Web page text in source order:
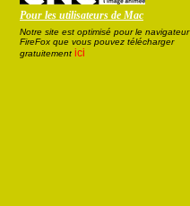
Pour les utilisateurs de Mac
Notre site est optimisé pour le navigateur
FireFox que vous pouvez télécharger
gratuitement ici